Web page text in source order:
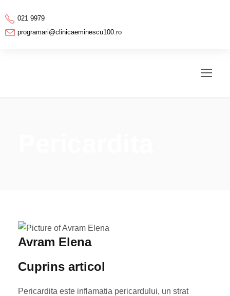
021 9979
programari@clinicaeminescu100.ro
Avram Elena
Cuprins articol
Pericardita este inflamatia pericardului, un strat